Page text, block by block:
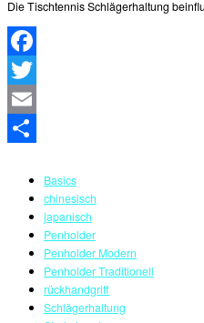
Die Tischtennis Schlägerhaltung
Facebook
Twitter
Email
Basics
chinesisch
japanisch
Penholder
Penholder Modern
Penholder Traditionell
rückhandgriff
Schlägerhaltung